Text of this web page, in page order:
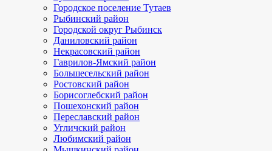
Городское поселение Тутаев
Рыбинский район
Городской округ Рыбинск
Даниловский район
Некрасовский район
Гаврилов-Ямский район
Большесельский район
Ростовский район
Борисоглебский район
Пошехонский район
Переславский район
Угличский район
Любимский район